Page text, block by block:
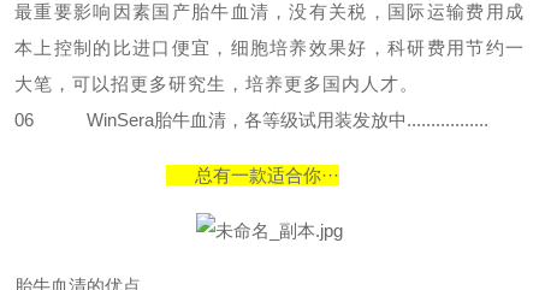
最重要影响因素国产胎牛血清，没有关税，国际运输费用成
本上控制的比进口便宜，细胞培养效果好，科研费用节约一
大笔，可以招更多研究生，培养更多国内人才。
06
WinSera胎牛血清，各等级试用装发放中.................
总有一款适合你···
胎牛血清的优点